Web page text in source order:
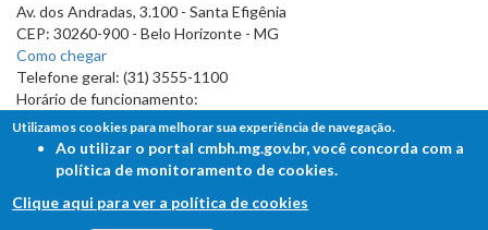
Av. dos Andradas, 3.100 - Santa Efigênia
CEP: 30260-900 - Belo Horizonte - MG
Como chegar
Telefone geral: (31) 3555-1100
Horário de funcionamento:
7h às 19h
Utilizamos cookies para melhorar sua experiência de navegação.
Ao utilizar o portal cmbh.mg.gov.br, você concorda com a
política de monitoramento de cookies.
Clique aqui para ver a política de cookies